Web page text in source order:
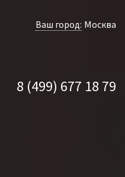
Ваш город: Москва
8 (499) 677 18 79